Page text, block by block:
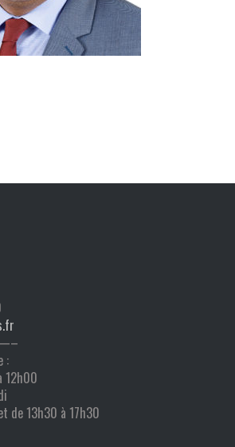
:
12h00
de 13h30 à 17h30